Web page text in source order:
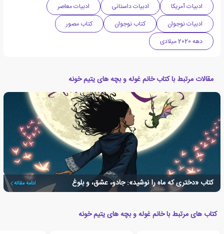
ادبیات آمریکا ادبیات داستانی
ادبیات معاصر
ادبیات نوجوان
کتاب نوجوان
کتاب مصور
دهه 2020 میلادی
مقالات مرتبط با کتاب خانم غوله و بچه های یتیم خونه
کتاب «دختری که ماه را نوشید»: جادو، عشق، و بلوغ ادامه مقاله
کتاب های مرتبط با خانم غوله و بچه های یتیم خونه